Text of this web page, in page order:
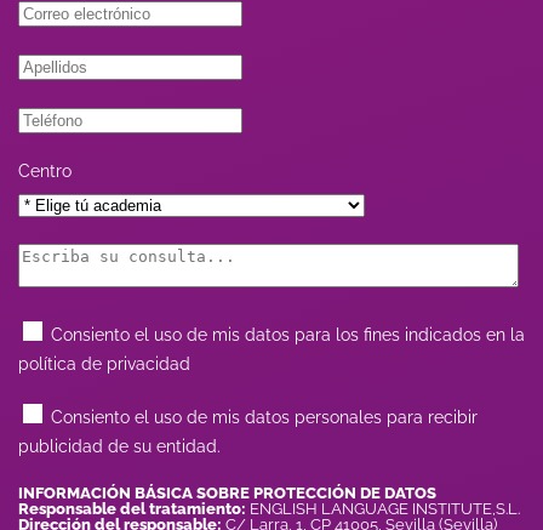
Centro
Consiento el uso de mis datos para los fines indicados en la
política de privacidad
Consiento el uso de mis datos personales para recibir
publicidad de su entidad.
INFORMACIÓN BÁSICA SOBRE PROTECCIÓN DE DATOS
Responsable del tratamiento: ENGLISH LANGUAGE INSTITUTE,S.L.
Dirección del responsable: C/ Larra, 1, CP 41005, Sevilla (Sevilla)